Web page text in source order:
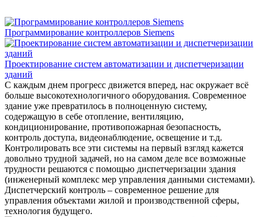
Программирование контроллеров Siemens
Проектирование систем автоматизации и диспетчеризации
зданий
С каждым днем прогресс движется вперед, нас окружает всё
больше высокотехнологичного оборудования. Современное
здание уже превратилось в полноценную систему,
содержащую в себе отопление, вентиляцию,
кондиционирование, противопожарная безопасность,
контроль доступа, видеонаблюдение, освещение и т.д.
Контролировать все эти системы на первый взгляд кажется
довольно трудной задачей, но на самом деле все возможные
трудности решаются с помощью диспетчеризации здания
(инженерный комплекс мер управления данными системами).
Диспетчерский контроль – современное решение для
управления объектами жилой и производственной сферы,
технология будущего.